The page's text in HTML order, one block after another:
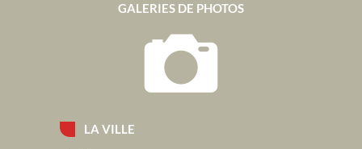
LA VILLE
GALERIES DE PHOTOS